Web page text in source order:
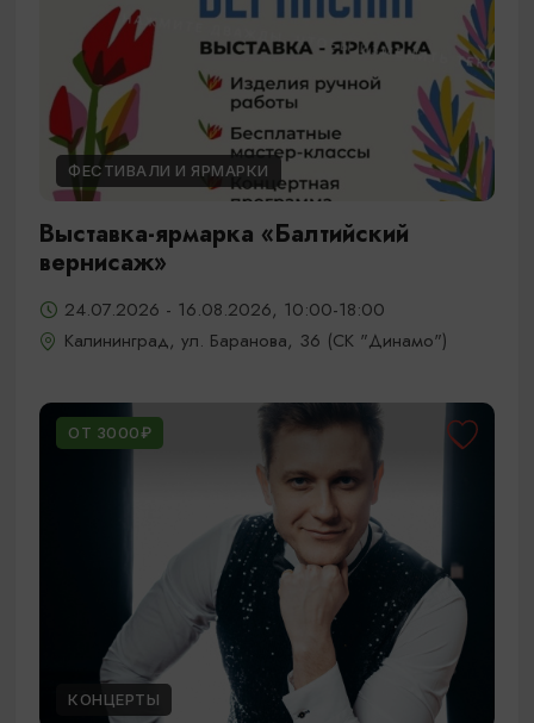
ФЕСТИВАЛИ И ЯРМАРКИ
Выставка-ярмарка «Балтийский
вернисаж»
24.07.2026 - 16.08.2026, 10:00-18:00
Калининград, ул. Баранова, 36 (СК "Динамо")
ОТ 3000₽
КОНЦЕРТЫ